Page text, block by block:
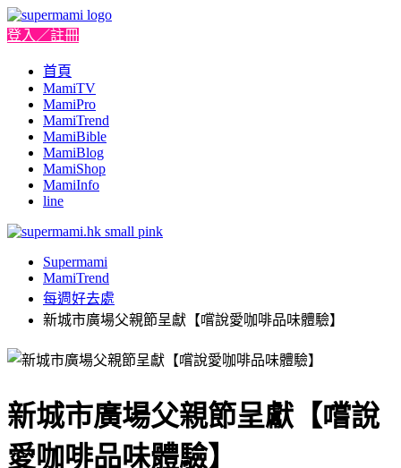
登入／註冊
首頁
MamiTV
MamiPro
MamiTrend
MamiBible
MamiBlog
MamiShop
MamiInfo
line
Supermami
MamiTrend
每週好去處
新城市廣場父親節呈獻【嚐說愛咖啡品味體驗】
新城市廣場父親節呈獻【嚐說
愛咖啡品味體驗】